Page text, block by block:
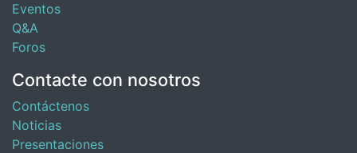
Eventos
Q&A
Foros
Contacte con nosotros
Contáctenos
Noticias
Presentaciones